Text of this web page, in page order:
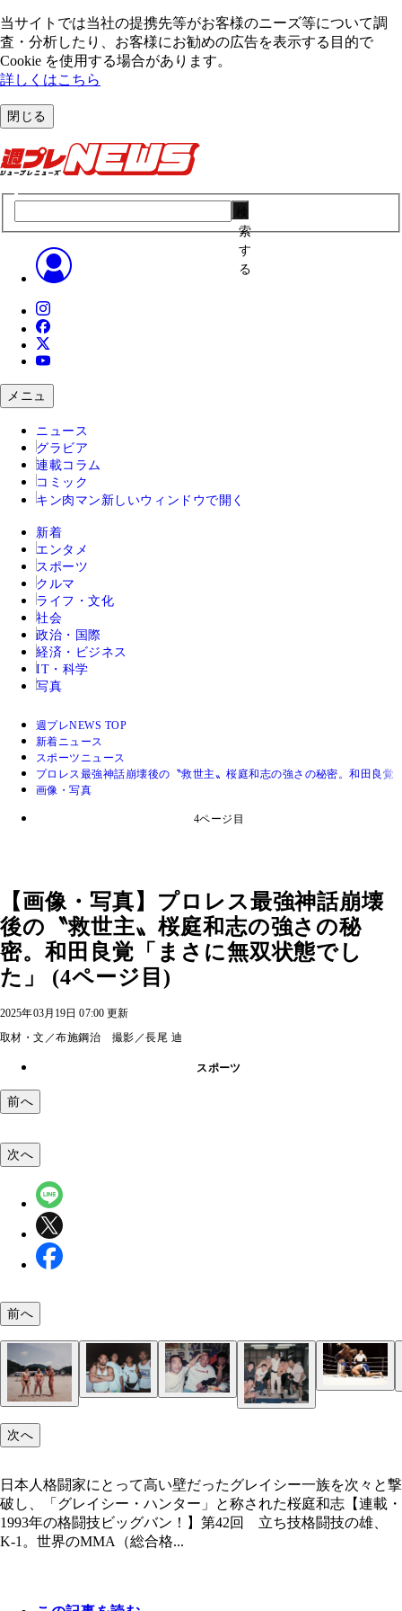
当サイトでは当社の提携先等がお客様のニーズ等について調
査・分析したり、お客様にお勧めの広告を表⽰する⽬的で
Cookie を使⽤する場合があります。
詳しくはこちら
閉じる
索
す
る
メニュ
ニュース
グラビア
連載コラム
コミック
キン肉マン 新しいウィンドウで開く
新着
エンタメ
スポーツ
クルマ
ライフ・文化
社会
政治・国際
経済・ビジネス
IT・科学
写真
週プレNEWS TOP
新着ニュース
スポーツニュース
プロレス最強神話崩壊後の〝救世主〟桜庭和志の強さの秘密。和田良覚
画像・写真
4ページ目
【画像・写真】プロレス最強神話崩壊
後の〝救世主〟桜庭和志の強さの秘
密。和田良覚「まさに無双状態でし
た」 (4ページ目)
2025年03月19日 07:00 更新
取材・文／布施鋼治 撮影／長尾 迪
スポーツ
前へ
左から桜庭和志、和田レフェリー、髙山善廣（和
供）
ブラジルから招かれた柔術家、セルジオ・ペーニ
む元UWFインターの面々（和田氏提供）
『PRIDE.1』ではゲーリー・グッドリッジvsオレッ
日本人格闘家にとって高い壁だったグレイシー一
次へ
前へ
次へ
日本人格闘家にとって高い壁だったグレイシー一族を次々と撃
破し、「グレイシー・ハンター」と称された桜庭和志【連載・
1993年の格闘技ビッグバン！】第42回 立ち技格闘技の雄、
K-1。世界のMMA（総合格...